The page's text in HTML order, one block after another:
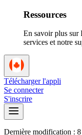
Ressources
En savoir plus sur
services et notre
Télécharger l'appli
Se connecter
S'inscrire
Dernière modification :